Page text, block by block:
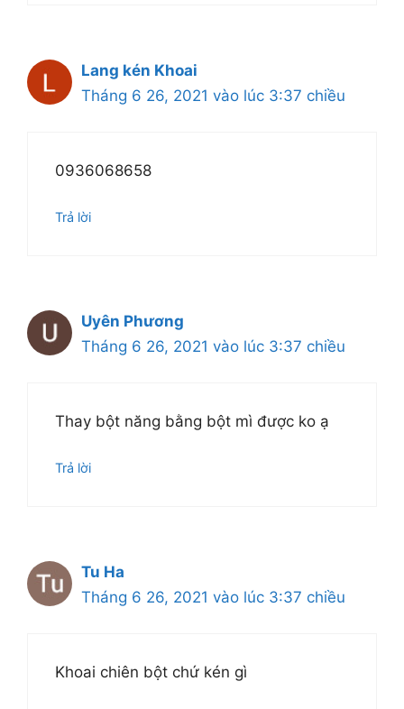
Lang kén Khoai
Tháng 6 26, 2021 vào lúc 3:37 chiều
0936068658
Trả lời
Uyên Phương
Tháng 6 26, 2021 vào lúc 3:37 chiều
Thay bột năng bằng bột mì được ko ạ
Trả lời
Tu Ha
Tháng 6 26, 2021 vào lúc 3:37 chiều
Khoai chiên bột chứ kén gì